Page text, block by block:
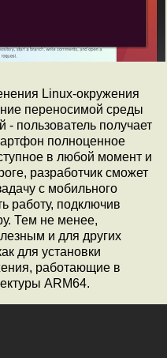
Linux-окружения
переносимой среды
- пользователь получает
полноценное
в любой момент и
разработчик сможет
с мобильного
работу, подключив
Тем не менее,
и для других
для установки
работающие в
ARM64.